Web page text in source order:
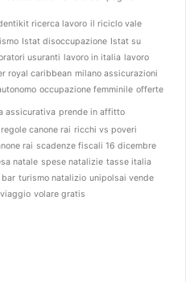
ricerca lavoro il riciclo vale
Istat disoccupazione Istat su
usuranti lavoro in italia lavoro
royal caribbean milano assicurazioni
occupazione femminile offerte
assicurativa prende in affitto
regole canone rai ricchi vs poveri
rai scadenze fiscali 16 dicembre
natale spese natalizie tasse italia
bar turismo natalizio unipolsai vende
viaggio volare gratis